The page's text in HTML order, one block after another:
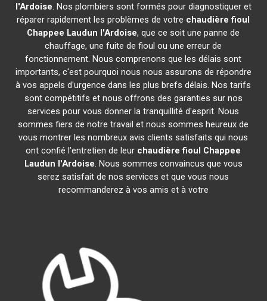
l'Ardoise. Nos plombiers sont formés pour diagnostiquer et
réparer rapidement les problèmes de votre chaudière fioul
Chappee Laudun l'Ardoise, que ce soit une panne de
chauffage, une fuite de fioul ou une erreur de
fonctionnement. Nous comprenons que les délais sont
importants, c'est pourquoi nous nous assurons de répondre
à vos appels d'urgence dans les plus brefs délais. Nos tarifs
sont compétitifs et nous offrons des garanties sur nos
services pour vous donner la tranquillité d'esprit. Nous
sommes fiers de notre travail et nous sommes heureux de
vous montrer les nombreux avis clients satisfaits qui nous
ont confié l'entretien de leur chaudière fioul Chappee
Laudun l'Ardoise. Nous sommes convaincus que vous
serez satisfait de nos services et que vous nous
recommanderez à vos amis et à votre